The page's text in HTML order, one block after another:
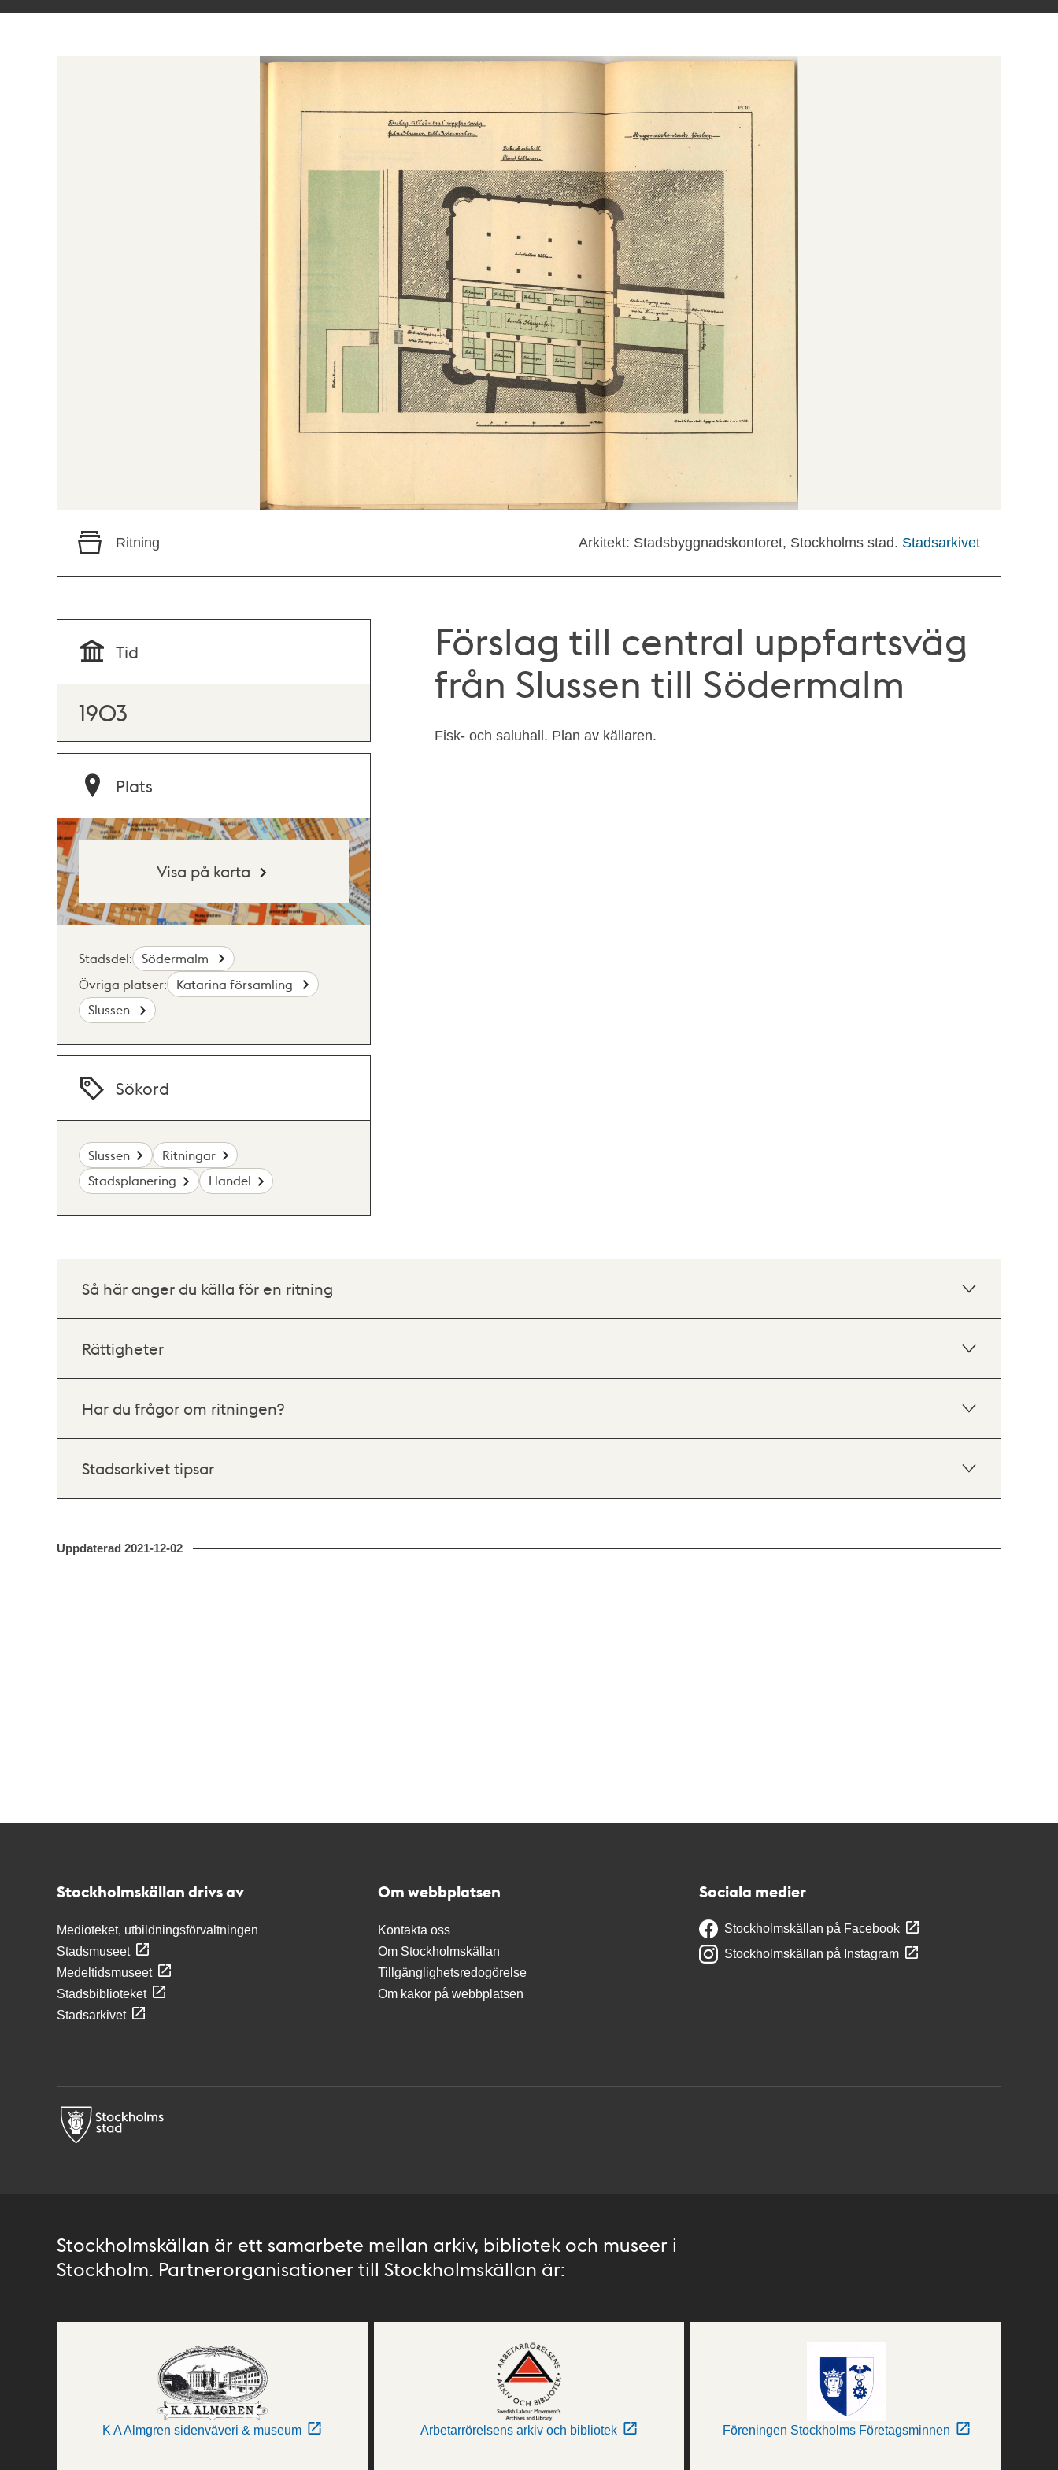
Ritning Arkitekt: Stadsbyggnadskontoret, Stockholms stad. Stadsarkivet
Förslag till central uppfartsväg
från Slussen till Södermalm
Fisk- och saluhall. Plan av källaren.
Tid
1903
Plats
Visa på karta
Stadsdel:
Södermalm
Övriga platser:
Katarina församling
Slussen
Sökord
Slussen
Ritningar
Stadsplanering
Handel
Så här anger du källa för en ritning
Rättigheter
Har du frågor om ritningen?
Stadsarkivet tipsar
Uppdaterad 2021-12-02
Stockholmskällan drivs av
Medioteket, utbildningsförvaltningen
Stadsmuseet
Medeltidsmuseet
Stadsbiblioteket
Stadsarkivet
Om webbplatsen
Kontakta oss
Om Stockholmskällan
Tillgänglighetsredogörelse
Om kakor på webbplatsen
Sociala medier
Stockholmskällan på Facebook
Stockholmskällan på Instagram
Stockholmskällan är ett samarbete mellan arkiv, bibliotek och museer i
Stockholm. Partnerorganisationer till Stockholmskällan är:
K A Almgren sidenväveri & museum Arbetarrörelsens arkiv och bibliotek Föreningen Stockholms Företagsminnen